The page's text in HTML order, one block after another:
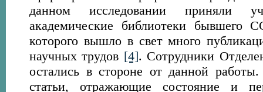
данном исследовании приняли
академические библиотеки бывшего
которого вышло в свет много
научных трудов [4]. Сотрудники
остались в стороне от данной
статьи, отражающие состояние и